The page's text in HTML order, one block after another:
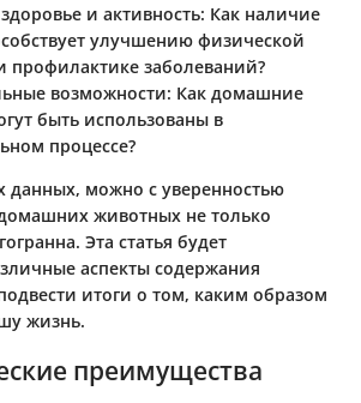
и активность: Как наличие
улучшению физической
профилактике заболеваний?
возможности: Как домашние
быть использованы в
процессе?
данных, можно с уверенностью
домашних животных не только
Эта статья будет
аспекты содержания
итоги о том, каким образом
жизнь.
преимущества